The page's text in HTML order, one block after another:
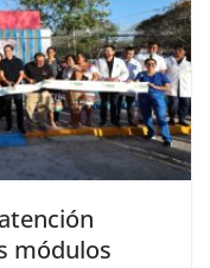
módulos